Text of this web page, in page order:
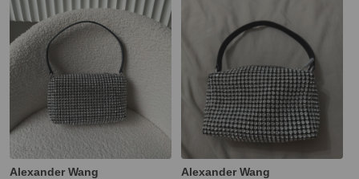
Alexander Wang Alexander Wang